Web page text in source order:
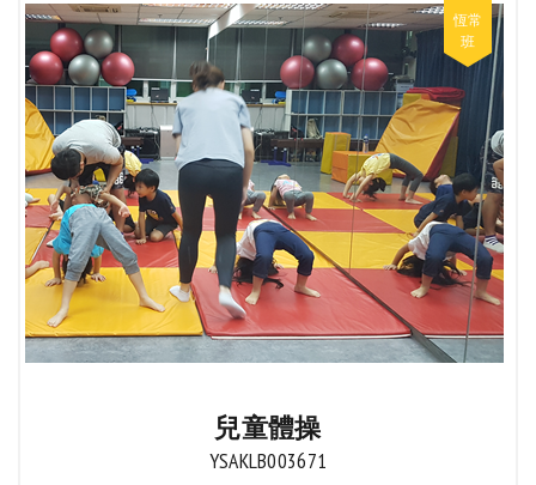
兒童體操
YSAKLB003671